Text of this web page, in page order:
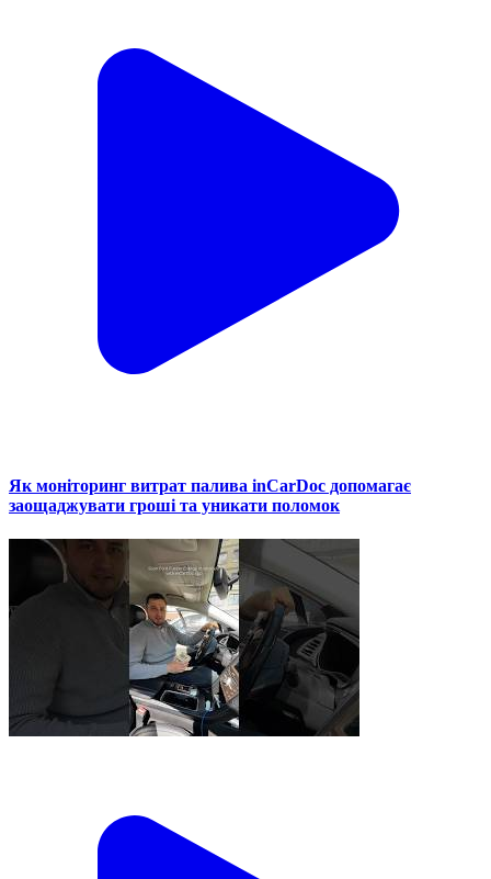
Як моніторинг витрат палива inCarDoc допомагає
заощаджувати гроші та уникати поломок